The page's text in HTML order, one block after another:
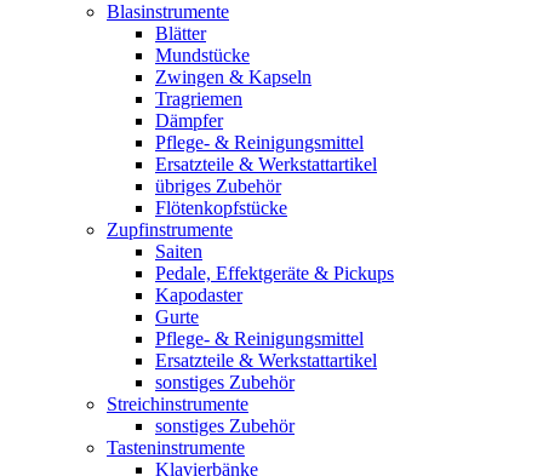
Blasinstrumente
Blätter
Mundstücke
Zwingen & Kapseln
Tragriemen
Dämpfer
Pflege- & Reinigungsmittel
Ersatzteile & Werkstattartikel
übriges Zubehör
Flötenkopfstücke
Zupfinstrumente
Saiten
Pedale, Effektgeräte & Pickups
Kapodaster
Gurte
Pflege- & Reinigungsmittel
Ersatzteile & Werkstattartikel
sonstiges Zubehör
Streichinstrumente
sonstiges Zubehör
Tasteninstrumente
Klavierbänke